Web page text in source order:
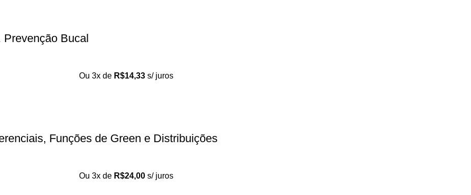
Bucal
Ou 3x de R$14,33 s/ juros
Funções de Green e Distribuições
Ou 3x de R$24,00 s/ juros